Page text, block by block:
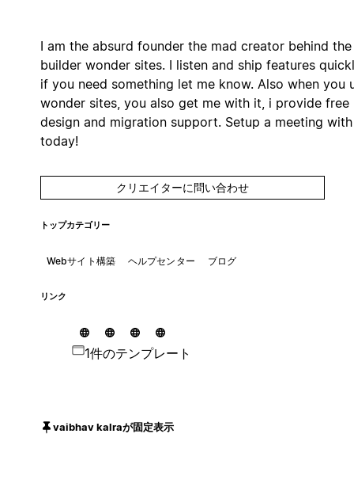
I am the absurd founder the mad creator behind the
builder wonder sites. I listen and ship features
if you need something let me know. Also when you
wonder sites, you also get me with it, i provide free
design and migration support. Setup a meeting
today!
クリエイターに問い合わせ
トップカテゴリー
Webサイト構築 ヘルプセンター ブログ
リンク
1件のテンプレート
vaibhav kalraが固定表示